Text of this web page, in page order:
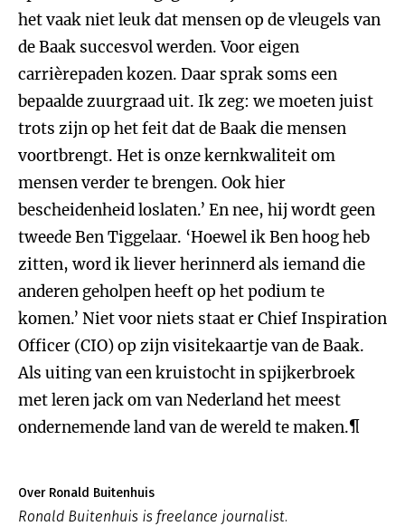
het vaak niet leuk dat mensen op de vleugels van
de Baak succesvol werden. Voor eigen
carrièrepaden kozen. Daar sprak soms een
bepaalde zuurgraad uit. Ik zeg: we moeten juist
trots zijn op het feit dat de Baak die mensen
voortbrengt. Het is onze kernkwaliteit om
mensen verder te brengen. Ook hier
bescheidenheid loslaten.’ En nee, hij wordt geen
tweede Ben Tiggelaar. ‘Hoewel ik Ben hoog heb
zitten, word ik liever herinnerd als iemand die
anderen geholpen heeft op het podium te
komen.’ Niet voor niets staat er Chief Inspiration
Officer (CIO) op zijn visitekaartje van de Baak.
Als uiting van een kruistocht in spijkerbroek
met leren jack om van Nederland het meest
ondernemende land van de wereld te maken.¶
Over Ronald Buitenhuis
Ronald Buitenhuis is freelance journalist.